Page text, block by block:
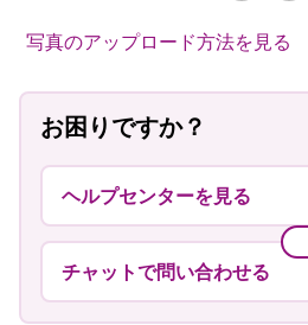
写真のアップロード方法を見る
お困りですか？
ヘルプセンターを見る
チャットで問い合わせる